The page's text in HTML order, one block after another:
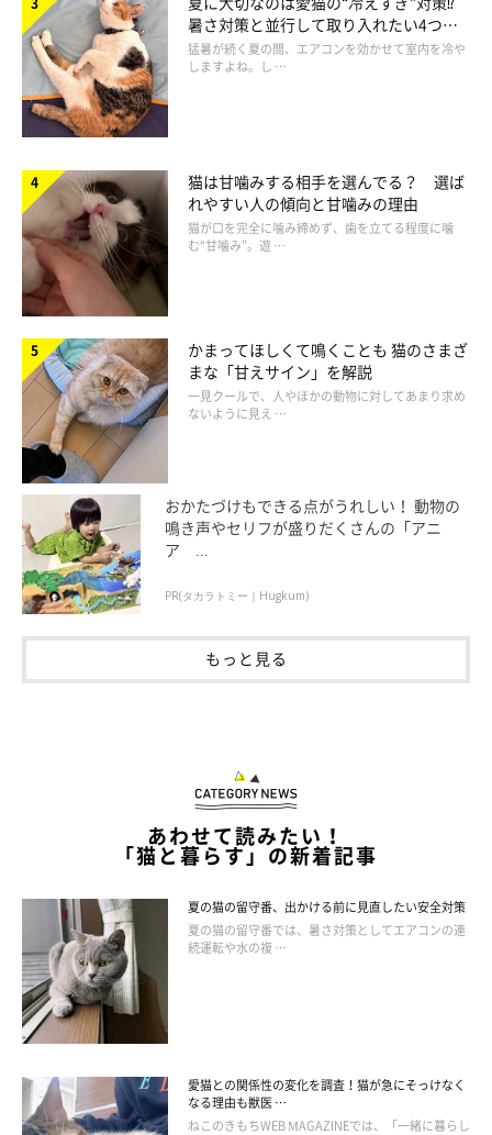
の猫は涙やけができやすいです」
――涙やけは病気によってできるものと、体の構造からできてし
まうものがあるのですね。
愛猫の目にできてしまったら！ 涙やけのケア
ねこのきもち投稿写真ギャラリー
暑さ対策と並行して取り入れたい4つの
工夫
猛暑が続く夏の間、エアコンを効かせて室内を冷や
しますよね。し …
猫は甘噛みする相手を選んでる？ 選ば
れやすい人の傾向と甘噛みの理由
猫が口を完全に噛み締めず、歯を立てる程度に噛
む“甘噛み”。遊 …
かまってほしくて鳴くことも 猫のさまざ
まな「甘えサイン」を解説
一見クールで、人やほかの動物に対してあまり求め
ないように見え …
おかたづけもできる点がうれしい！ 動物の
鳴き声やセリフが盛りだくさんの「アニ
ア ...
PR(タカラトミー｜Hugkum)
もっと見る
あわせて読みたい！
「猫と暮らす」の新着記事
夏の猫の留守番、出かける前に見直したい安全対策
夏の猫の留守番では、暑さ対策としてエアコンの連
続運転や水の複 …
愛猫との関係性の変化を調査！猫が急にそっけなく
なる理由も獣医 …
ねこのきもちWEB MAGAZINEでは、「一緒に暮らし